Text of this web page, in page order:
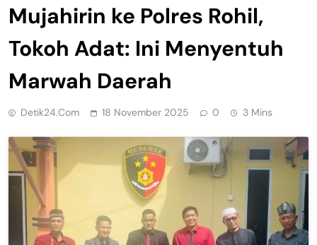
Mujahirin ke Polres Rohil,
Tokoh Adat: Ini Menyentuh
Marwah Daerah
Detik24.com 18 November 2025 0 3 Mins